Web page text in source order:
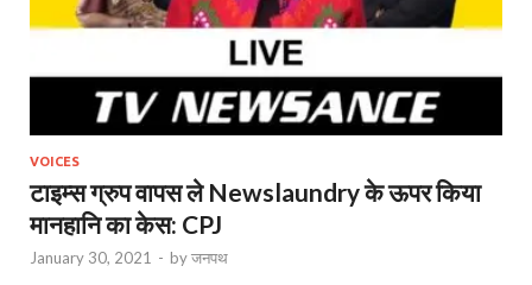
VOICES
टाइम्स ग्रुप वापस ले Newslaundry के ऊपर किया
मानहानि का केस: CPJ
January 30, 2021 - byजनपथ